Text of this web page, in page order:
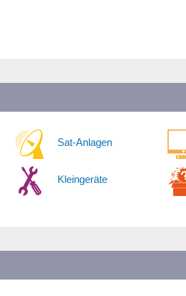
Sat-Anlagen
Kleingeräte